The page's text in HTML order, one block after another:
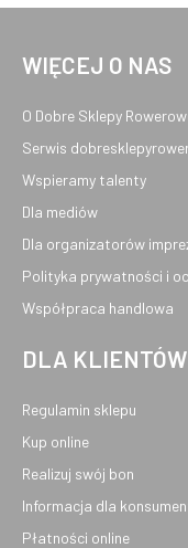
WIĘCEJ O NAS
O Dobre Sklepy
Serwis
Wspieramy talenty
Dla mediów
Dla organizatorów
Polityka prywatności i
Współpraca handlowa
DLA KLIENTÓW
Regulamin sklepu
Kup online
Realizuj swój bon
Informacja dla
Płatności online